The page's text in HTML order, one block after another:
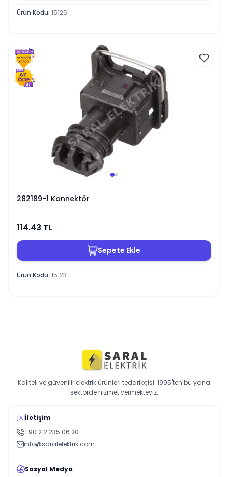
Ürün Kodu: 15125
282189-1 Konnektör
114.43 TL
Sepete Ekle
Ürün Kodu: 15123
Kaliteli ve güvenilir elektrik ürünleri tedarikçisi. 1995'ten bu yana
sektörde hizmet vermekteyiz.
İletişim
+90 212 235 06 20
info@saralelektrik.com
Sosyal Medya